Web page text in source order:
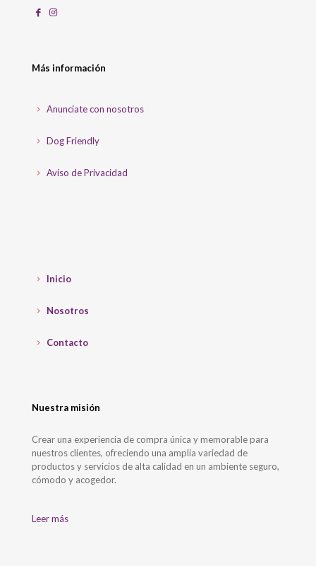
Más información
Anunciate con nosotros
Dog Friendly
Aviso de Privacidad
Inicio
Nosotros
Contacto
Nuestra misión
Crear una experiencia de compra única y memorable para
nuestros clientes, ofreciendo una amplia variedad de
productos y servicios de alta calidad en un ambiente seguro,
cómodo y acogedor.
Leer más